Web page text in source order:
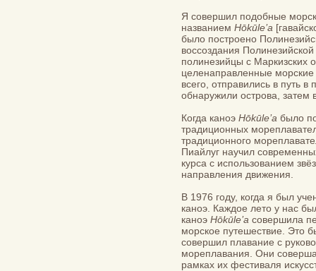
Я совершил подобные
названием Hōkūle’a
было построено
воссоздания
полинезийцы с Маркизских
целенаправленные
всего, отправились в путь
обнаружили острова, затем
Когда каноэ Hōkūle’a было
традиционных
традиционного
Пиайлуг научил
курса с использованием
направления движения.
В 1976 году, когда я был
каноэ. Каждое лето у нас
каноэ Hōkūle’a совершила
морское путешествие. Это
совершил плавание с
мореплавания. Они
рамках их фестиваля